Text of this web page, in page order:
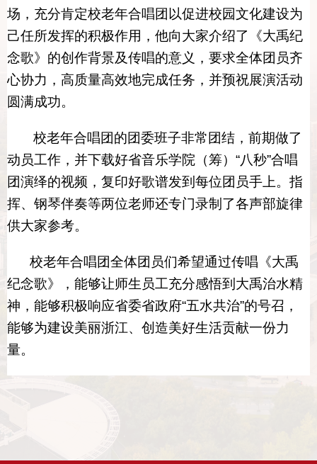
场，充分肯定校老年合唱团以促进校园文化建设为
己任所发挥的积极作用，他向大家介绍了《大禹纪
念歌》的创作背景及传唱的意义，要求全体团员齐
心协力，高质量高效地完成任务，并预祝展演活动
圆满成功。
校老年合唱团的团委班子非常团结，前期做了
动员工作，并下载好省音乐学院（筹）“八秒”合唱
团演绎的视频，复印好歌谱发到每位团员手上。指
挥、钢琴伴奏等两位老师还专门录制了各声部旋律
供大家参考。
校老年合唱团全体团员们希望通过传唱《大禹
纪念歌》，能够让师生员工充分感悟到大禹治水精
神，能够积极响应省委省政府“五水共治”的号召，
能够为建设美丽浙江、创造美好生活贡献一份力
量。